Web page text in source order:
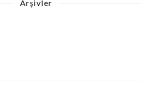
Arşivler